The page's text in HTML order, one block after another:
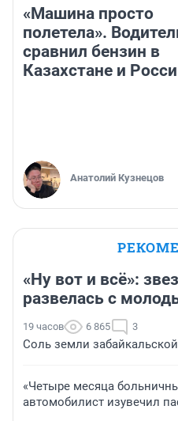
«Машина просто
полетела».
сравнил бензин в
Казахстане и
Анатолий Кузнецов
«Ну вот и всё»:
развелась с
19 часов 6 865 3
Соль земли
«Четыре месяца
автомобилист изувечил